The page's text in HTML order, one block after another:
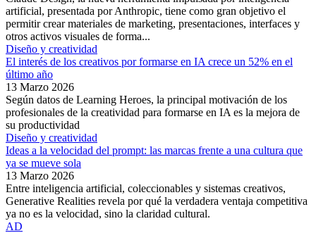
artificial, presentada por Anthropic, tiene como gran objetivo el
permitir crear materiales de marketing, presentaciones, interfaces y
otros activos visuales de forma...
Diseño y creatividad
El interés de los creativos por formarse en IA crece un 52% en el
último año
13 Marzo 2026
Según datos de Learning Heroes, la principal motivación de los
profesionales de la creatividad para formarse en IA es la mejora de
su productividad
Diseño y creatividad
Ideas a la velocidad del prompt: las marcas frente a una cultura que
ya se mueve sola
13 Marzo 2026
Entre inteligencia artificial, coleccionables y sistemas creativos,
Generative Realities revela por qué la verdadera ventaja competitiva
ya no es la velocidad, sino la claridad cultural.
AD